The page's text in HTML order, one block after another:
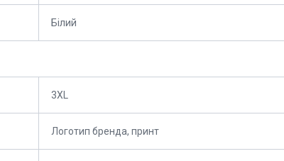
Білий
3XL
Логотип бренда, принт